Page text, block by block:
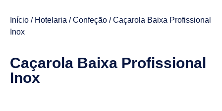
Início / Hotelaria /Confeção / Caçarola Baixa Profissional
Inox
Caçarola Baixa Profissional
Inox